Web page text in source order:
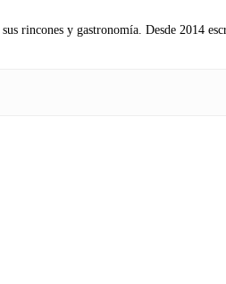
rincones y gastronomía. Desde 2014